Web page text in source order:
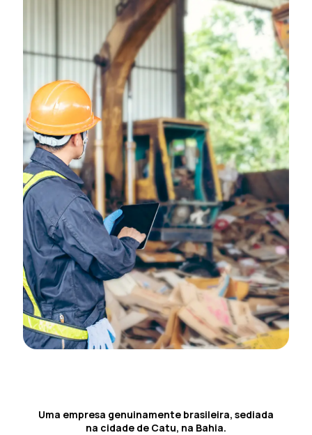
Uma empresa genuinamente brasileira, sediada
na cidade de Catu, na Bahia.